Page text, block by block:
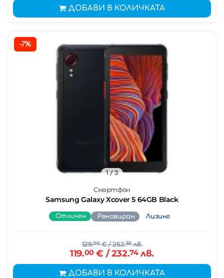
ДОБАВИ В КОЛИЧКАТА
-7%
Смартфон
Samsung Galaxy Xcover 5 64GB Black
1/ 3
Отличен Реновиран Лизинг
129.00€/ 252.30лв.
119.00€ / 232.74лв.
ДОБАВИ В КОЛИЧКАТА